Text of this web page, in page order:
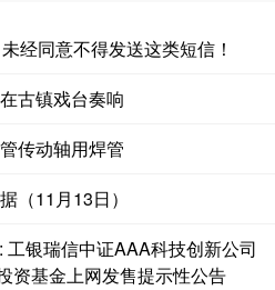
经同意不得发送这类短信！
古镇戏台奏响
传动轴用焊管
（11月13日）
银瑞信中证AAA科技创新公司
资基金上网发售提示性公告